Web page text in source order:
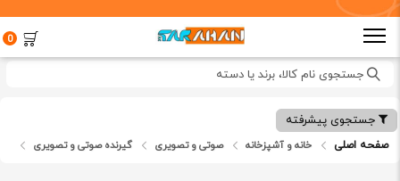
0
جستجوی نام کالا، برند یا دسته
صفحه اصلی خانه و آشپزخانه صوتی و تصویری گیرنده صوتی و تصویری